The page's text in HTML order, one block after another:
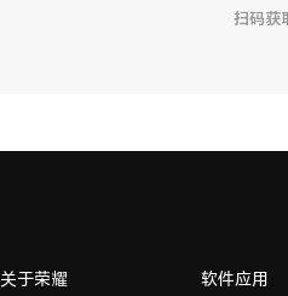
扫码获
关于荣耀 软件应用